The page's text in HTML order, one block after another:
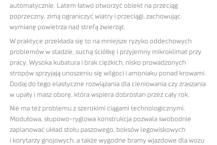
automatycznie. Latem łatwo otworzyć obiekt na przeciąg
poprzeczny, zimą ograniczyć wiatry i przeciągi, zachowując
wymianę powietrza nad strefą zwierząt.
W praktyce przekłada się to na mniejsze ryzyko oddechowych
problemów w stadzie, suchą ściółkę i przyjemny mikroklimat przy
pracy. Wysoka kubatura i brak ciężkich, nisko prowadzonych
stropów sprzyjają unoszeniu się wilgoci i amoniaku ponad krowami.
Dodaj do tego elastyczne rozwiązania dla cieniowania czy zraszania
w upały i masz oborę, która wspiera dobrostan przez cały rok.
Nie ma też problemu z szerokimi ciągami technologicznymi.
Modułowa, słupowo-ryglowa konstrukcja pozwala swobodnie
zaplanować układ stołu paszowego, boksów legowiskowych
i korytarzy gnojowych, a także wygodne bramy wjazdowe dla wozu